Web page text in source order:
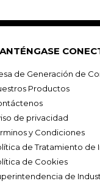
de Generación de
Productos
de privacidad
y Condiciones
de Tratamiento de
de Cookies
de